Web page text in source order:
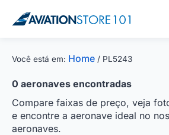
Você está em: Home / PL5243
0 aeronaves encontradas
Compare faixas de preço, veja
e encontre a aeronave ideal no
aeronaves.